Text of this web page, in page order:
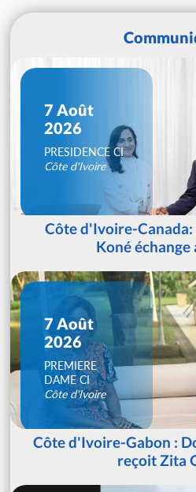
7 Août
2026
PRESIDENCE CI
Côte d'Ivoire
Côte d'Ivoire-
Koné échange
7 Août
2026
PREMIERE
DAME CI
Côte d'Ivoire
Côte d'Ivoire-Gabon :
reçoit Zita